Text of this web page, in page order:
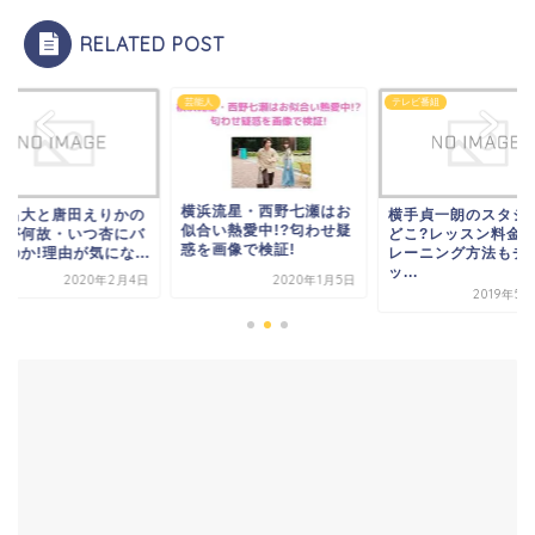
RELATED POST
昌大と唐田えりかの
が何故・いつ杏にバ
のか!理由が気にな...
2020年2月4日
芸能人
横浜流星・西野七瀬はお
似合い熱愛中!?匂わせ疑
惑を画像で検証!
2020年1月5日
テレビ番組
横手貞一朗のスタジ
どこ?レッスン料金
レーニング方法もチ
ッ...
2019年5